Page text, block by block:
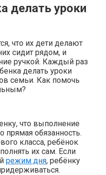
делать уроки
что их дети делают
сидит рядом, и
ручкой. Каждый раз
делать уроки
семьи. Как помочь
что выполнение
обязанность.
класса, ребёнок
их сам. Если
режим дня, ребёнку